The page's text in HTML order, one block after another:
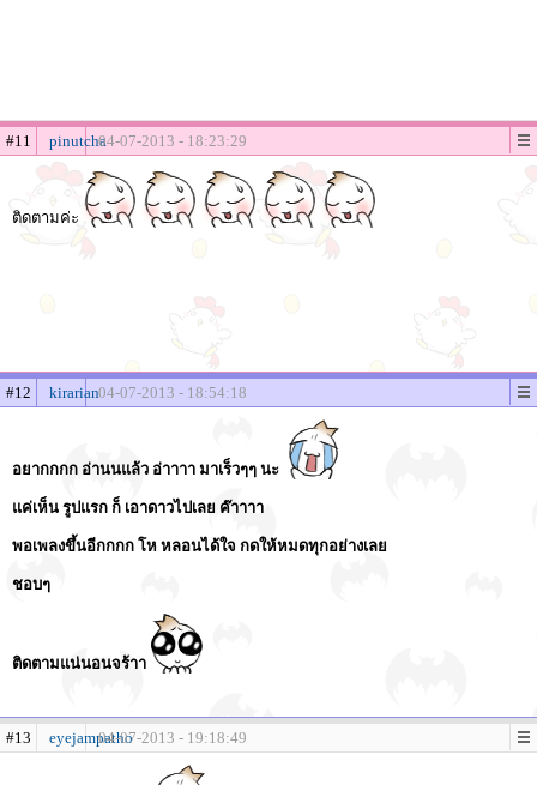
#11 pinutcha04-07-2013 - 18:23:29
ติดตามค่ะ
#12 kirarian04-07-2013 - 18:54:18
อยากกกก อ่านนแล้ว อ่าาาา มาเร็วๆๆ นะ
แค่เห็น รูปแรก ก็ เอาดาวไปเลย ค๊าาาา
พอเพลงขึ้นอีกกกก โห หลอนได้ใจ กดให้หมดทุกอย่างเลย
ชอบๆ
ติดตามแน่นอนจร้าา
#13 eyejampatho04-07-2013 - 19:18:49